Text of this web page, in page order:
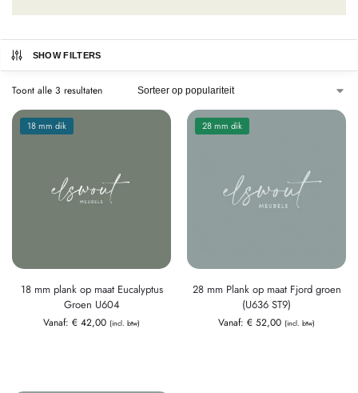
SHOW FILTERS
Toont alle 3 resultaten
18 mm dik
18 mm plank op maat Eucalyptus
Groen U604
Vanaf: € 42,00 (incl. btw)
28 mm dik
28 mm Plank op maat Fjord groen
(U636 ST9)
Vanaf: € 52,00 (incl. btw)